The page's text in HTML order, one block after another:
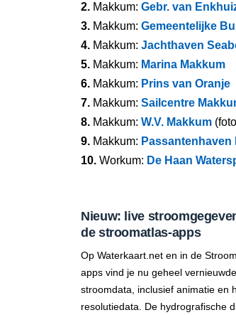
2. Makkum: Gebr. van
3. Makkum: Gemeentelijke
4. Makkum: Jachthaven
5. Makkum: Marina Makkum
6. Makkum: Prins van Oranje
7. Makkum: Sailcentre
8. Makkum: W.V. Makkum
9. Makkum: Passantenhaven
10. Workum: De Haan
Nieuw: live
de stroomatlas-apps
Op Waterkaart.net en in de
apps vind je nu geheel vernieuwde
stroomdata, inclusief animatie en
resolutiedata. De hydrografische